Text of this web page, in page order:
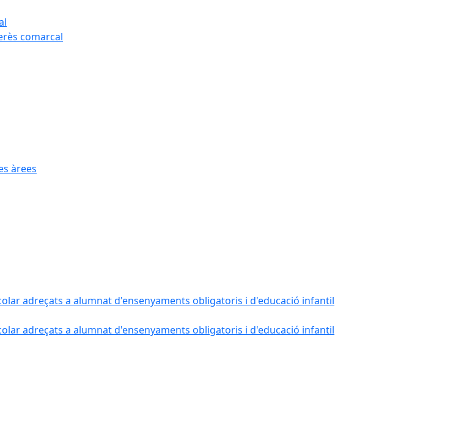
comarcal
àrees
adreçats a alumnat d'ensenyaments obligatoris i d'educació infantil
adreçats a alumnat d'ensenyaments obligatoris i d'educació infantil